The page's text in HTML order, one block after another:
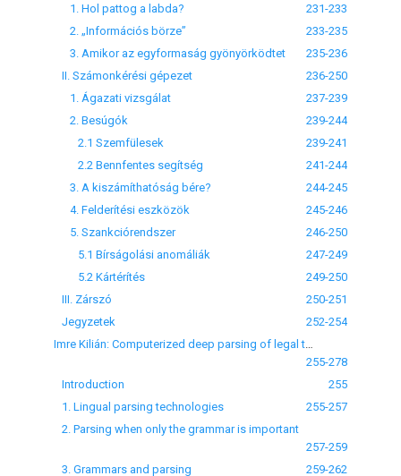
1. Hol pattog a labda?
231-233
2. „Információs börze”
233-235
3. Amikor az egyformaság gyönyörködtet
235-236
II. Számonkérési gépezet
236-250
1. Ágazati vizsgálat
237-239
2. Besúgók
239-244
2.1 Szemfülesek
239-241
2.2 Bennfentes segítség
241-244
3. A kiszámíthatóság bére?
244-245
4. Felderítési eszközök
245-246
5. Szankciórendszer
246-250
5.1 Bírságolási anomáliák
247-249
5.2 Kártérítés
249-250
III. Zárszó
250-251
Jegyzetek
252-254
255-278
Introduction
255
1. Lingual parsing technologies
255-257
2. Parsing when only the grammar is important
257-259
3. Grammars and parsing
259-262